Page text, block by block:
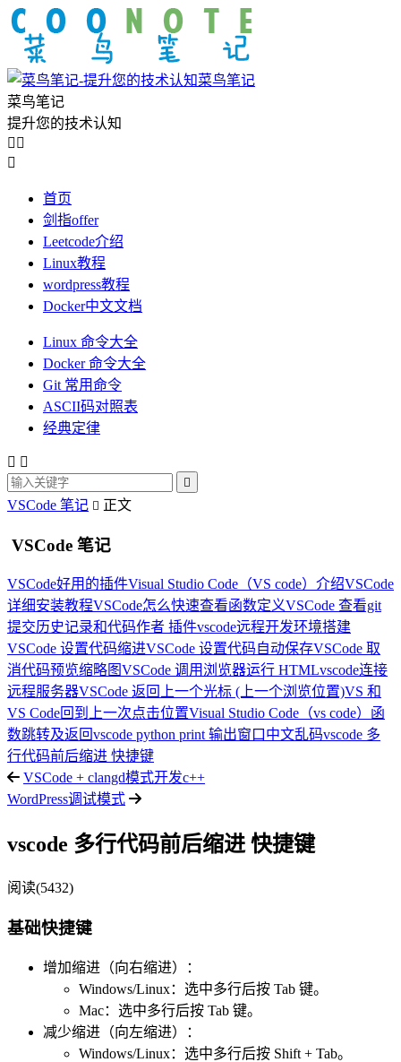
菜鸟笔记
菜鸟笔记
提升您的技术认知
 

首页
剑指offer
Leetcode介绍
Linux教程
wordpress教程
Docker中文文档
Linux 命令大全
Docker 命令大全
Git 常用命令
ASCII码对照表
经典定律
 

VSCode 笔记  正文
VSCode 笔记
VSCode好用的插件Visual Studio Code（VS code）介绍VSCode
详细安装教程VSCode怎么快速查看函数定义VSCode 查看git
提交历史记录和代码作者 插件vscode远程开发环境搭建
VSCode 设置代码缩进VSCode 设置代码自动保存VSCode 取
消代码预览缩略图VSCode 调用浏览器运行 HTMLvscode连接
远程服务器VSCode 返回上一个光标 (上一个浏览位置)VS 和
VS Code回到上一次点击位置Visual Studio Code（vs code）函
数跳转及返回vscode python print 输出窗口中文乱码vscode 多
行代码前后缩进 快捷键
VSCode + clangd模式开发c++
WordPress调试模式
vscode 多行代码前后缩进 快捷键
阅读(5432)
基础快捷键
增加缩进（向右缩进）：
Windows/Linux：选中多行后按 Tab 键。
Mac：选中多行后按 Tab 键。
减少缩进（向左缩进）：
Windows/Linux：选中多行后按 Shift + Tab。